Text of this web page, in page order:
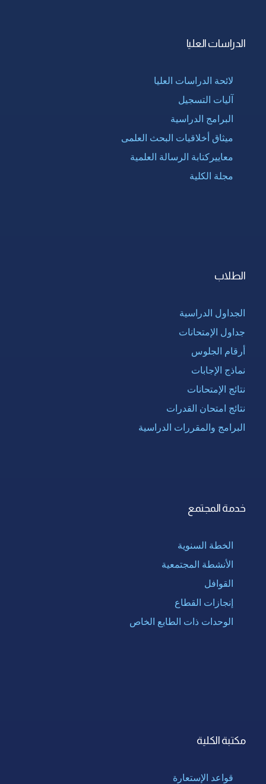
الدراسات العليا
لائحة الدراسات العليا
آليات التسجيل
البرامج الدراسية
ميثاق أخلاقيات البحث العلمى
معاييركتابة الرسالة العلمية
مجلة الكلية
الطلاب
الجداول الدراسية
جداول الإمتحانات
أرقام الجلوس
نماذج الإجابات
نتائج الإمتحانات
نتائج امتحان القدرات
البرامج والمقررات الدراسية
خدمة المجتمع
الخطة السنوية
الأنشطة المجتمعية
القوافل
إنجازات القطاع
الوحدات ذات الطابع الخاص
مكتبة الكلية
قواعد الإستعارة